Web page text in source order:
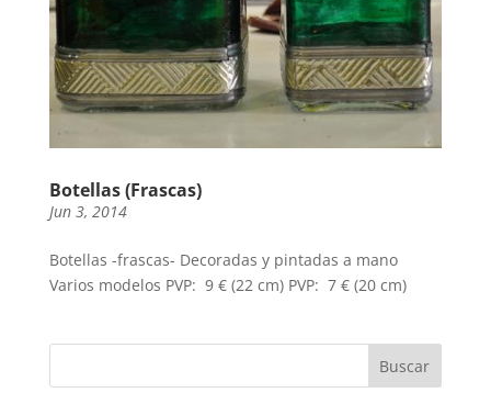
Botellas (Frascas)
Jun 3, 2014
Botellas -frascas- Decoradas y pintadas a mano
Varios modelos PVP: 9 € (22 cm) PVP: 7 € (20 cm)